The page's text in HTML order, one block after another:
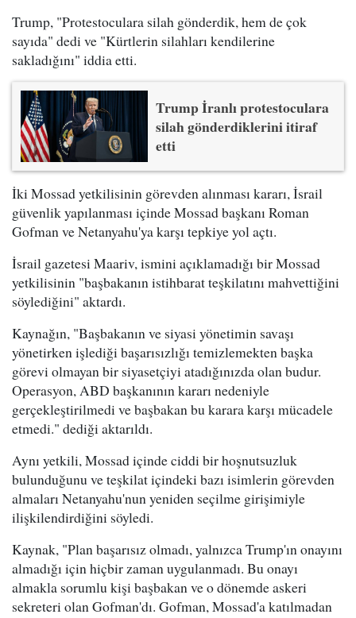
Trump, "Protestoculara silah gönderdik, hem de çok
sayıda" dedi ve "Kürtlerin silahları kendilerine
sakladığını" iddia etti.
Trump İranlı protestoculara
silah gönderdiklerini itiraf
etti
İki Mossad yetkilisinin görevden alınması kararı, İsrail
güvenlik yapılanması içinde Mossad başkanı Roman
Gofman ve Netanyahu'ya karşı tepkiye yol açtı.
İsrail gazetesi Maariv, ismini açıklamadığı bir Mossad
yetkilisinin "başbakanın istihbarat teşkilatını mahvettiğini
söylediğini" aktardı.
Kaynağın, "Başbakanın ve siyasi yönetimin savaşı
yönetirken işlediği başarısızlığı temizlemekten başka
görevi olmayan bir siyasetçiyi atadığınızda olan budur.
Operasyon, ABD başkanının kararı nedeniyle
gerçekleştirilmedi ve başbakan bu karara karşı mücadele
etmedi." dediği aktarıldı.
Aynı yetkili, Mossad içinde ciddi bir hoşnutsuzluk
bulunduğunu ve teşkilat içindeki bazı isimlerin görevden
almaları Netanyahu'nun yeniden seçilme girişimiyle
ilişkilendirdiğini söyledi.
Kaynak, "Plan başarısız olmadı, yalnızca Trump'ın onayını
almadığı için hiçbir zaman uygulanmadı. Bu onayı
almakla sorumlu kişi başbakan ve o dönemde askeri
sekreteri olan Gofman'dı. Gofman, Mossad'a katılmadan